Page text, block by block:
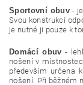
Sportovní obuv- je
Svou konstrukcí
je nutné ji pouze k
Domácí obuv -
nošení v
především určena
nošení. Při běžném